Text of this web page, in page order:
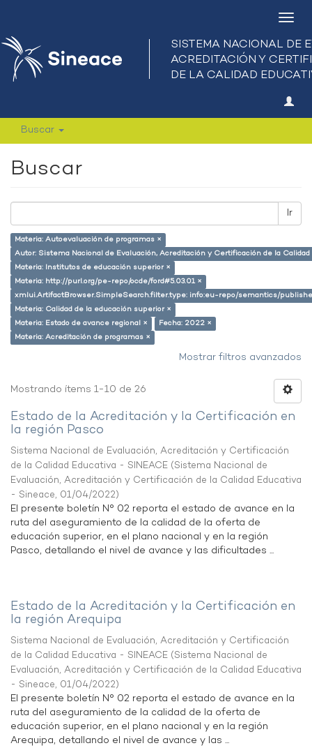
Buscar
Buscar
Ir
Materia: Autoevaluación de programas ×
Autor: Sistema Nacional de Evaluación, Acreditación y Certificación de la
Materia: Institutos de educación superior ×
Materia: http://purl.org/pe-repo/ocde/ford#5.03.01 ×
xmlui.ArtifactBrowser.SimpleSearch.filter.type: info:eu-repo/semantics/
Materia: Calidad de la educación superior ×
Materia: Estado de avance regional ×
Fecha: 2022 ×
Materia: Acreditación de programas ×
Mostrar filtros avanzados
Mostrando ítems 1-10 de 26
Estado de la Acreditación y la Certificación en
la región Pasco
Sistema Nacional de Evaluación, Acreditación y Certificación
de la Calidad Educativa - SINEACE (Sistema Nacional de
Evaluación, Acreditación y Certificación de la Calidad Educativa
- Sineace, 01/04/2022)
El presente boletín N° 02 reporta el estado de avance en la
ruta del aseguramiento de la calidad de la oferta de
educación superior, en el plano nacional y en la región
Pasco, detallando el nivel de avance y las dificultades ...
Estado de la Acreditación y la Certificación en
la región Arequipa
Sistema Nacional de Evaluación, Acreditación y Certificación
de la Calidad Educativa - SINEACE (Sistema Nacional de
Evaluación, Acreditación y Certificación de la Calidad Educativa
- Sineace, 01/04/2022)
El presente boletín N° 02 reporta el estado de avance en la
ruta del aseguramiento de la calidad de la oferta de
educación superior, en el plano nacional y en la región
Arequipa, detallando el nivel de avance y las ...